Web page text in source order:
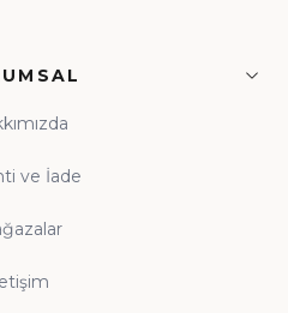
ve İade